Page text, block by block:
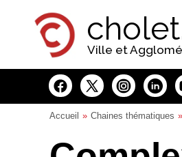
Ville et
Accueil Chaines thématiques